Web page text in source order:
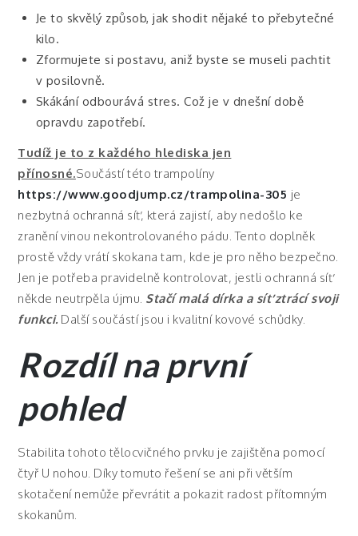
Je to skvělý způsob, jak shodit nějaké to přebytečné
kilo.
Zformujete si postavu, aniž byste se museli pachtit
v posilovně.
Skákání odbourává stres. Což je v dnešní době
opravdu zapotřebí.
Tudíž je to z každého hlediska jen
přínosné.Součástí této trampolíny
https://www.goodjump.cz/trampolina-305 je
nezbytná ochranná síť, která zajistí, aby nedošlo ke
zranění vinou nekontrolovaného pádu. Tento doplněk
prostě vždy vrátí skokana tam, kde je pro něho bezpečno.
Jen je potřeba pravidelně kontrolovat, jestli ochranná síť
někde neutrpěla újmu. Stačí malá dírka a síť ztrácí svoji
funkci. Další součástí jsou i kvalitní kovové schůdky.
Rozdíl na první
pohled
Stabilita tohoto tělocvičného prvku je zajištěna pomocí
čtyř U nohou. Díky tomuto řešení se ani při větším
skotačení nemůže převrátit a pokazit radost přítomným
skokanům.